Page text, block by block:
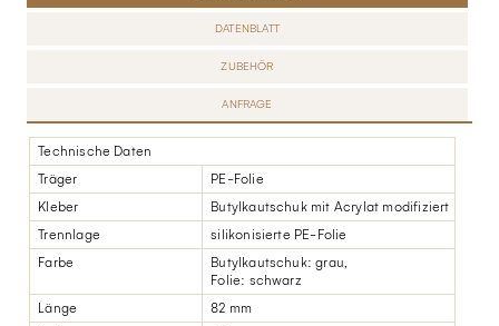
DATENBLATT
ZUBEHÖR
ANFRAGE
Technische Daten
Träger
PE-Folie
Kleber
Butylkautschuk mit Acrylat modifiziert
Trennlage
silikonisierte PE-Folie
Farbe
Butylkautschuk: grau,
Folie: schwarz
Länge
82 mm